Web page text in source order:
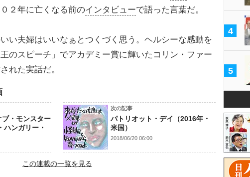
２年に亡くなる前のインタビューで語った言葉だ。
い夫婦はいいなぁとつくづく思う。ヘルシーな感動を
のスピーチ」でアカデミー賞に輝いたコリン・ファー
れた実話だ。
・モンスター
ハンガリー・
次の記事
パトリオット・デイ（2016年・
米国）
2018/06/20 06:00
この連載の一覧を見る
4
5